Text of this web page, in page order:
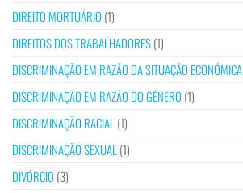
DIREITO MORTUÁRIO (1)
DIREITOS DOS TRABALHADORES(1)
DISCRIMINAÇÃO EM RAZÃO DA SITUAÇÃO ECONÓMICA
DISCRIMINAÇÃO EM RAZÃO DO GÉNERO (1)
DISCRIMINAÇÃO RACIAL (1)
DISCRIMINAÇÃO SEXUAL (1)
DIVÓRCIO (3)